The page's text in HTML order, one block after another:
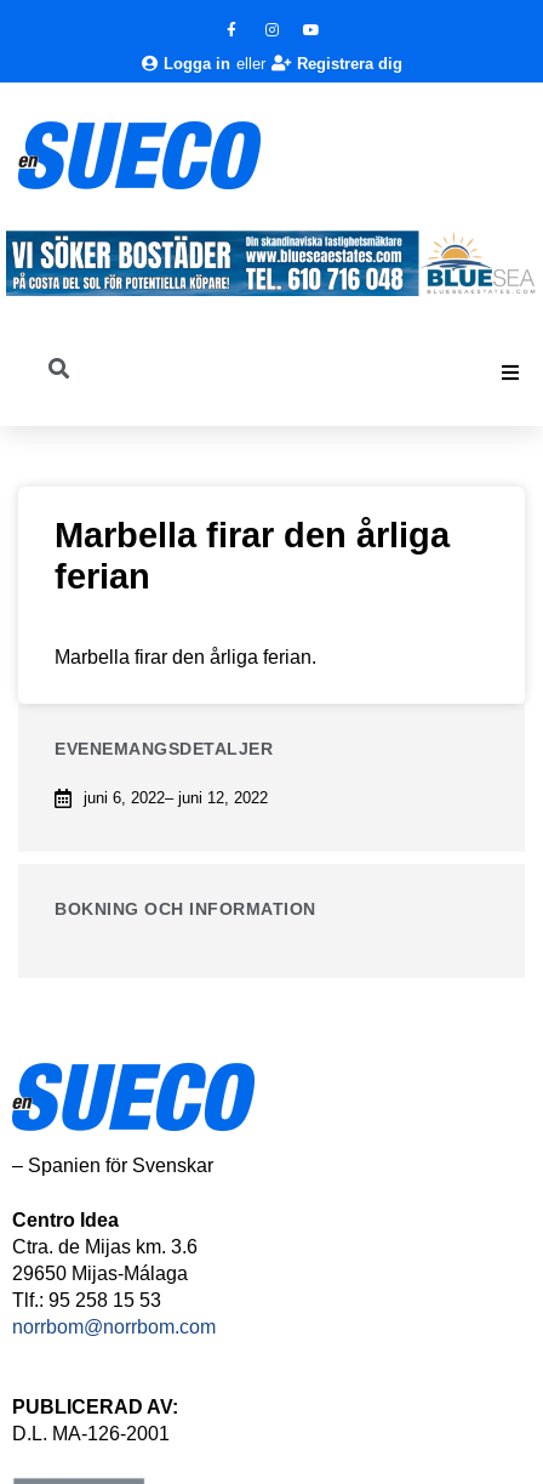
Logga in eller Registrera dig
EVENEMANGSDETALJER
juni 6, 2022– juni 12, 2022
BOKNING OCH INFORMATION
Marbella firar den årliga
ferian
Marbella firar den årliga ferian.
– Spanien för Svenskar
Centro Idea
Ctra. de Mijas km. 3.6
29650 Mijas-Málaga
Tlf.: 95 258 15 53
norrbom@norrbom.com
PUBLICERAD AV:
D.L. MA-126-2001